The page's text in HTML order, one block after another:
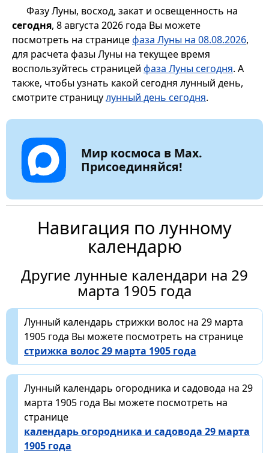
Фазу Луны, восход, закат и освещенность на
сегодня, 8 августа 2026 года Вы можете
посмотреть на страницефаза Луны на 08.08.2026,
для расчета фазы Луны на текущее время
воспользуйтесь страницей фаза Луны сегодня. А
также, чтобы узнать какой сегодня лунный день,
смотрите страницулунный день сегодня.
Мир космоса в Max.
Присоединяйся!
Навигация по лунному
календарю
Другие лунные календари на 29
марта 1905 года
Лунный календарь стрижки волос на 29 марта
1905 года Вы можете посмотреть на странице
стрижка волос 29 марта 1905 года
Лунный календарь огородника и садовода на 29
марта 1905 года Вы можете посмотреть на
странице
календарь огородника и садовода 29 марта
1905 года